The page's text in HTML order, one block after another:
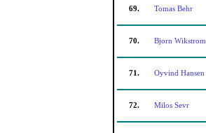
69. Tomas Behr
70. Bjorn Wikstrom
71. Oyvind Hansen
72. Milos Sevr